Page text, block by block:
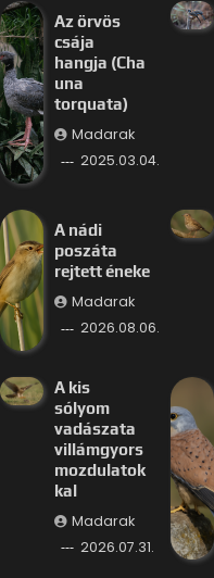
Az örvös
csája
hangja (Cha
una
torquata)
Madarak
2025.03.04.
A nádi
poszáta
rejtett éneke
Madarak
2026.08.06.
A kis
sólyom
vadászata
villámgyors
mozdulatok
kal
Madarak
2026.07.31.